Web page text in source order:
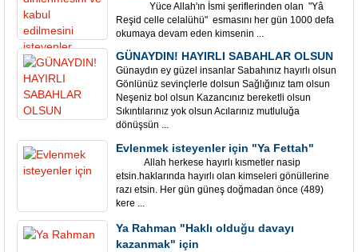
Yüce Allah'ın İsmi şeriflerinden olan "Yâ
Reşid celle celalühü" esmasını her gün 1000 defa
okumaya devam eden kimsenin ...
GÜNAYDIN! HAYIRLI SABAHLAR OLSUN
Günaydın ey güzel insanlar Sabahınız hayırlı olsun
Gönlünüz sevinçlerle dolsun Sağlığınız tam olsun
Neşeniz bol olsun Kazancınız bereketli olsun
Sıkıntılarınız yok olsun Acılarınız mutluluğa
dönüşsün ...
Evlenmek isteyenler için "Ya Fettah"
Allah herkese hayırlı kısmetler nasip
etsin.haklarında hayırlı olan kimseleri gönüllerine
razı etsin. Her gün güneş doğmadan önce (489)
kere ...
Ya Rahman "Haklı olduğu davayı
kazanmak" için